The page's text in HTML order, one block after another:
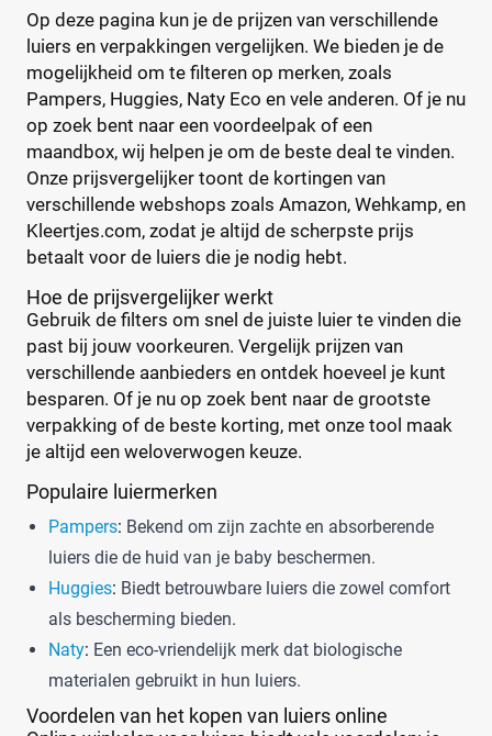
Op deze pagina kun je de prijzen van verschillende
luiers en verpakkingen vergelijken. We bieden je de
mogelijkheid om te filteren op merken, zoals
Pampers, Huggies, Naty Eco en vele anderen. Of je nu
op zoek bent naar een voordeelpak of een
maandbox, wij helpen je om de beste deal te vinden.
Onze prijsvergelijker toont de kortingen van
verschillende webshops zoals Amazon, Wehkamp, en
Kleertjes.com, zodat je altijd de scherpste prijs
betaalt voor de luiers die je nodig hebt.
Hoe de prijsvergelijker werkt
Gebruik de filters om snel de juiste luier te vinden die
past bij jouw voorkeuren. Vergelijk prijzen van
verschillende aanbieders en ontdek hoeveel je kunt
besparen. Of je nu op zoek bent naar de grootste
verpakking of de beste korting, met onze tool maak
je altijd een weloverwogen keuze.
Populaire luiermerken
Pampers: Bekend om zijn zachte en absorberende
luiers die de huid van je baby beschermen.
Huggies: Biedt betrouwbare luiers die zowel comfort
als bescherming bieden.
Naty: Een eco-vriendelijk merk dat biologische
materialen gebruikt in hun luiers.
Voordelen van het kopen van luiers online